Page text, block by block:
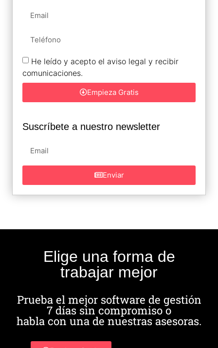
He leído y acepto el aviso legal y recibir
comunicaciones.
Empieza Gratis
Suscríbete a nuestro newsletter
Enviar
Elige una forma de
trabajar mejor
Prueba el mejor software de gestión
7 días sin compromiso o
habla con una de nuestras asesoras.